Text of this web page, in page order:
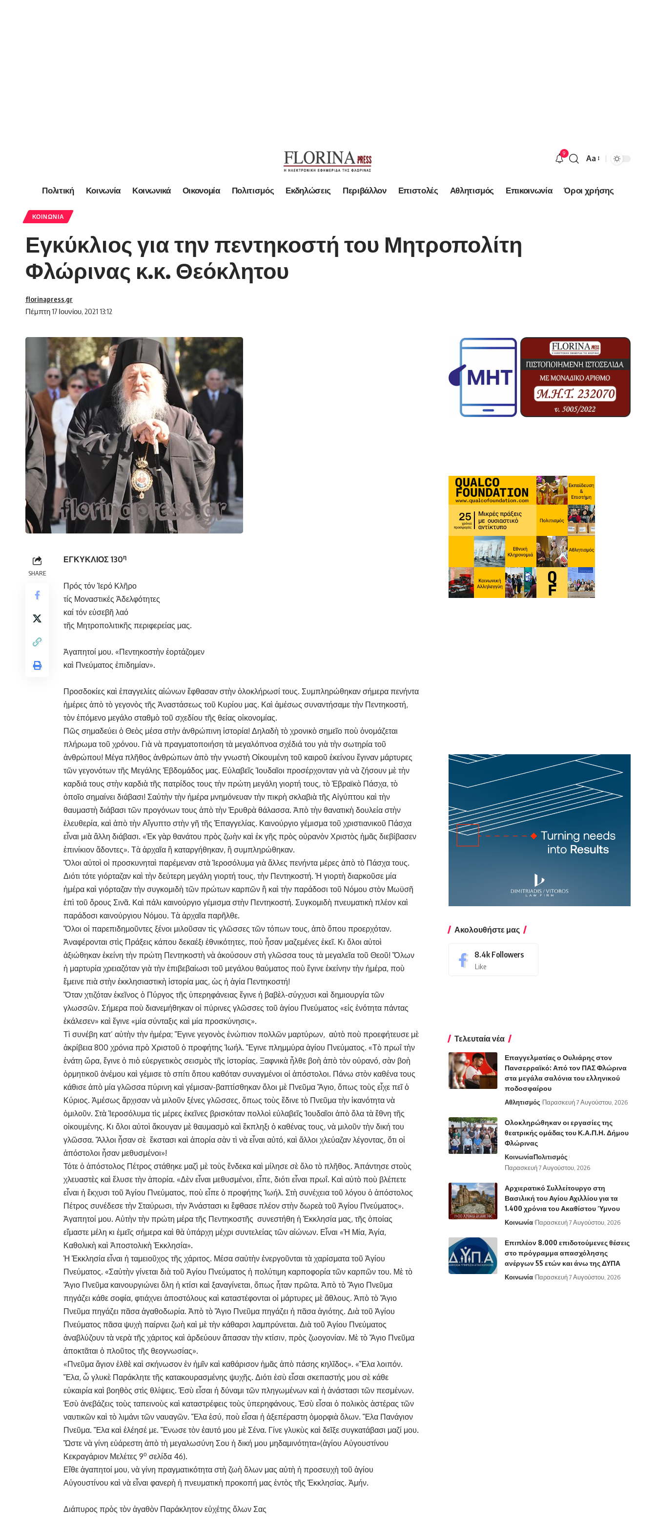
9
Font
Aa
Πολιτική Κοινωνία Κοινωνικά Οικονομία Πολιτισμός Εκδηλώσεις Περιβάλλον Επιστολές Αθλητισμός Επικοινωνία Όροι χρήσης
ΚΟΙΝΩΝΊΑ
Εγκύκλιος για την πεντηκοστή του Μητροπολίτη
Φλώρινας κ.κ. Θεόκλητου
Πέμπτη 17 Ιουνίου, 2021 13:12
florinapress.gr
SHARE
ΕΓΚΥΚΛΙΟΣ 130η
Πρός τόν Ἱερό Κλῆρο
τίς Μοναστικές Ἀδελφότητες
καί τόν εὐσεβῆ λαό
τῆς Μητροπολιτικῆς περιφερείας μας.
Ἀγαπητοί μου. «Πεντηκοστὴν ἑορτάζομεν
καὶ Πνεύματος ἐπιδημίαν».
Προσδοκίες καὶ ἐπαγγελίες αἰώνων ἔφθασαν στὴν ὁλοκλήρωσί τους. Συμπληρώθηκαν σήμερα πενήντα
ἡμέρες ἀπὸ τὸ γεγονὸς τῆς Ἀναστάσεως τοῦ Κυρίου μας. Καὶ ἀμέσως συναντήσαμε τὴν Πεντηκοστή,
τὸν ἑπόμενο μεγάλο σταθμὸ τοῦ σχεδίου τῆς θείας οἰκονομίας.
Πῶς σημαδεύει ὁ Θεὸς μέσα στὴν ἀνθρώπινη ἱστορία! Δηλαδὴ τὸ χρονικὸ σημεῖο ποὺ ὀνομάζεται
πλήρωμα τοῦ χρόνου. Γιὰ νὰ πραγματοποιήση τὰ μεγαλόπνοα σχέδιά του γιὰ τὴν σωτηρία τοῦ
ἀνθρώπου! Μέγα πλῆθος ἀνθρώπων ἀπὸ τὴν γνωστὴ Οἰκουμένη τοῦ καιροῦ ἐκείνου ἔγιναν μάρτυρες
τῶν γεγονότων τῆς Μεγάλης Ἑβδομάδος μας. Εὐλαβεῖς Ἰουδαῖοι προσέρχονταν γιὰ νὰ ζήσουν μὲ τὴν
καρδιά τους στὴν καρδιὰ τῆς πατρίδος τους τὴν πρώτη μεγάλη γιορτή τους, τὸ Ἑβραϊκὸ Πάσχα, τὸ
ὁποῖο σημαίνει διάβασι! Σαὐτὴν τὴν ἡμέρα μνημόνευαν τὴν πικρὴ σκλαβιὰ τῆς Αἰγύπτου καὶ τὴν
θαυμαστὴ διάβασι τῶν προγόνων τους ἀπὸ τὴν Ἐρυθρὰ θάλασσα. Ἀπὸ τὴν θανατικὴ δουλεία στὴν
ἐλευθερία, καὶ ἀπὸ τὴν Αἴγυπτο στὴν γῆ τῆς Ἐπαγγελίας. Καινούργιο γέμισμα τοῦ χριστιανικοῦ Πάσχα
εἶναι μιὰ ἄλλη διάβασι. «Ἐκ γὰρ θανάτου πρὸς ζωὴν καὶ ἐκ γῆς πρὸς οὐρανὸν Χριστὸς ἡμᾶς διεβίβασεν
ἐπινίκιον ἄδοντες». Τὰ ἀρχαῖα ἢ καταργήθηκαν, ἢ συμπληρώθηκαν.
Ὅλοι αὐτοὶ οἱ προσκυνηταὶ παρέμεναν στὰ Ἱεροσόλυμα γιὰ ἄλλες πενήντα μέρες ἀπὸ τὸ Πάσχα τους.
Διότι τότε γιόρταζαν καὶ τὴν δεύτερη μεγάλη γιορτή τους, τὴν Πεντηκοστή. Ἡ γιορτὴ διαρκοῦσε μία
ἡμέρα καὶ γιόρταζαν τὴν συγκομιδὴ τῶν πρώτων καρπῶν ἢ καὶ τὴν παράδοσι τοῦ Νόμου στὸν Μωϋσῆ
ἐπὶ τοῦ ὄρους Σινᾶ. Καὶ πάλι καινούργιο γέμισμα στὴν Πεντηκοστή. Συγκομιδὴ πνευματικὴ πλέον καὶ
παράδοσι καινούργιου Νόμου. Τὰ ἀρχαῖα παρῆλθε.
Ὅλοι οἱ παρεπιδημοῦντες ξένοι μιλοῦσαν τὶς γλῶσσες τῶν τόπων τους, ἀπὸ ὅπου προερχόταν.
Ἀναφέρονται στὶς Πράξεις κάπου δεκαέξι ἐθνικότητες, ποὺ ἦσαν μαζεμένες ἐκεῖ. Κι ὅλοι αὐτοὶ
ἀξιώθηκαν ἐκείνη τὴν πρώτη Πεντηκοστὴ νὰ ἀκούσουν στὴ γλῶσσα τους τὰ μεγαλεῖα τοῦ Θεοῦ! Ὅλων
ἡ μαρτυρία χρειαζόταν γιὰ τὴν ἐπιβεβαίωσι τοῦ μεγάλου θαύματος ποὺ ἔγινε ἐκείνην τὴν ἡμέρα, ποὺ
ἔμεινε πιὰ στὴν ἐκκλησιαστικὴ ἱστορία μας, ὡς ἡ ἁγία Πεντηκοστή!
Ὅταν χτιζόταν ἐκεῖνος ὁ Πύργος τῆς ὑπερηφάνειας ἔγινε ἡ βαβὲλ-σύγχυσι καὶ δημιουργία τῶν
γλωσσῶν. Σήμερα ποὺ διανεμήθηκαν οἱ πύρινες γλῶσσες τοῦ ἁγίου Πνεύματος «εἰς ἑνότητα πάντας
ἐκάλεσεν» καὶ ἔγινε «μία σύνταξις καὶ μία προσκύνησις».
Τὶ συνέβη κατ’ αὐτὴν τὴν ἡμέρα; Ἔγινε γεγονὸς ἐνώπιον πολλῶν μαρτύρων, αὐτὸ ποὺ προεφήτευσε μὲ
ἀκρίβεια 800 χρόνια πρὸ Χριστοῦ ὁ προφήτης Ἰωήλ. Ἔγινε πλημμύρα ἁγίου Πνεύματος. «Τὸ πρωΐ τὴν
ἐνάτη ὥρα, ἔγινε ὁ πιὸ εὐεργετικὸς σεισμὸς τῆς ἱστορίας. Ξαφνικὰ ἦλθε βοὴ ἀπὸ τὸν οὐρανό, σὰν βοὴ
ὁρμητικοῦ ἀνέμου καὶ γέμισε τὸ σπίτι ὅπου καθόταν συναγμένοι οἱ ἀπόστολοι. Πάνω στὸν καθένα τους
κάθισε ἀπὸ μία γλῶσσα πύρινη καὶ γέμισαν-βαπτίσθηκαν ὅλοι μὲ Πνεῦμα Ἅγιο, ὅπως τοὺς εἶχε πεῖ ὁ
Κύριος. Ἀμέσως ἄρχισαν νὰ μιλοῦν ξένες γλῶσσες, ὅπως τοὺς ἔδινε τὸ Πνεῦμα τὴν ἱκανότητα νὰ
ὁμιλοῦν. Στὰ Ἱεροσόλυμα τὶς μέρες ἐκεῖνες βρισκόταν πολλοὶ εὐλαβεῖς Ἰουδαῖοι ἀπὸ ὅλα τὰ ἔθνη τῆς
οἰκουμένης. Κι ὅλοι αὐτοὶ ἄκουγαν μὲ θαυμασμὸ καὶ ἔκπληξι ὁ καθένας τους, νὰ μιλοῦν τὴν δική του
γλῶσσα. Ἄλλοι ἦσαν σὲ ἔκστασι καὶ ἀπορία σὰν τὶ νὰ εἶναι αὐτό, καὶ ἄλλοι χλεύαζαν λέγοντας, ὅτι οἱ
ἀπόστολοι ἦσαν μεθυσμένοι»!
Τότε ὁ ἀπόστολος Πέτρος στάθηκε μαζὶ μὲ τοὺς ἕνδεκα καὶ μίλησε σὲ ὅλο τὸ πλῆθος. Ἀπάντησε στοὺς
χλευαστὲς καὶ ἔλυσε τὴν ἀπορία. «Δὲν εἶναι μεθυσμένοι, εἶπε, διότι εἶναι πρωΐ. Καὶ αὐτὸ ποὺ βλέπετε
εἶναι ἡ ἔκχυσι τοῦ Ἁγίου Πνεύματος, ποὺ εἶπε ὁ προφήτης Ἰωήλ. Στὴ συνέχεια τοῦ λόγου ὁ ἀπόστολος
Πέτρος συνέδεσε τὴν Σταύρωσι, τὴν Ἀνάστασι κι ἔφθασε πλέον στὴν δωρεὰ τοῦ Ἁγίου Πνεύματος».
Ἀγαπητοί μου. Αὐτὴν τὴν πρώτη μέρα τῆς Πεντηκοστῆς συνεστήθη ἡ Ἐκκλησία μας, τῆς ὁποίας
εἴμαστε μέλη κι ἐμεῖς σήμερα καὶ θὰ ὑπάρχη μέχρι συντελείας τῶν αἰώνων. Εἶναι «Ἡ Μία, Ἁγία,
Καθολικὴ καὶ Ἀποστολικὴ Ἐκκλησία».
Ἡ Ἐκκλησία εἶναι ἡ ταμειοῦχος τῆς χάριτος. Μέσα σαὐτὴν ἐνεργοῦνται τὰ χαρίσματα τοῦ Ἁγίου
Πνεύματος. «Σαὐτὴν γίνεται διὰ τοῦ Ἁγίου Πνεύματος ἡ πολύτιμη καρποφορία τῶν καρπῶν του. Μὲ τὸ
Ἅγιο Πνεῦμα καινουργιώνει ὅλη ἡ κτίσι καὶ ξαναγίνεται, ὅπως ἦταν πρῶτα. Ἀπὸ τὸ Ἅγιο Πνεῦμα
πηγάζει κάθε σοφία, φτιάχνει ἀποστόλους καὶ καταστέφονται οἱ μάρτυρες μὲ ἄθλους. Ἀπὸ τὸ Ἅγιο
Πνεῦμα πηγάζει πᾶσα ἀγαθοδωρία. Ἀπὸ τὸ Ἅγιο Πνεῦμα πηγάζει ἡ πᾶσα ἁγιότης. Διὰ τοῦ Ἁγίου
Πνεύματος πᾶσα ψυχὴ παίρνει ζωὴ καὶ μὲ τὴν κάθαρσι λαμπρύνεται. Διὰ τοῦ Ἁγίου Πνεύματος
ἀναβλύζουν τὰ νερὰ τῆς χάριτος καὶ ἀρδεύουν ἅπασαν τὴν κτίσιν, πρὸς ζωογονίαν. Μὲ τὸ Ἅγιο Πνεῦμα
ἀποκτᾶται ὁ πλοῦτος τῆς θεογνωσίας».
«Πνεῦμα ἅγιον ἐλθὲ καὶ σκήνωσον ἐν ἡμῖν καὶ καθάρισον ἡμᾶς ἀπὸ πάσης κηλῖδος». «Ἔλα λοιπόν.
Ἔλα, ὦ γλυκὲ Παράκλητε τῆς κατακουρασμένης ψυχῆς. Διότι ἐσὺ εἶσαι σκεπαστής μου σὲ κάθε
εὐκαιρία καὶ βοηθὸς στὶς θλίψεις. Ἐσὺ εἶσαι ἡ δύναμι τῶν πληγωμένων καὶ ἡ ἀνάστασι τῶν πεσμένων.
Ἐσὺ ἀνεβάζεις τοὺς ταπεινοὺς καὶ καταστρέφεις τοὺς ὑπερηφάνους. Ἐσὺ εἶσαι ὁ πολικὸς ἀστέρας τῶν
ναυτικῶν καὶ τὸ λιμάνι τῶν ναυαγῶν. Ἔλα ἐσύ, ποὺ εἶσαι ἡ ἀξεπέραστη ὀμορφιὰ ὅλων. Ἔλα Πανάγιον
Πνεῦμα. Ἔλα καὶ ἐλέησέ με. Ἕνωσε τὸν ἑαυτό μου μὲ Σένα. Γίνε γλυκὺς καὶ δεῖξε συγκατάβασι μαζί μου.
Ὥστε νὰ γίνη εὐάρεστη ἀπὸ τὴ μεγαλωσύνη Σου ἡ δική μου μηδαμινότητα»(ἁγίου Αὐγουστίνου
Κεκραγάριον Μελέτες 9ο σελίδα 46).
Εἴθε ἀγαπητοί μου, νὰ γίνη πραγματικότητα στὴ ζωὴ ὅλων μας αὐτὴ ἡ προσευχὴ τοῦ ἁγίου
Αὐγουστίνου καὶ νὰ εἶναι φανερὴ ἡ πνευματικὴ προκοπή μας ἐντὸς τῆς Ἐκκλησίας. Ἀμήν.
Διάπυρος πρὸς τὸν ἀγαθὸν Παράκλητον εὐχέτης ὅλων Σας
Ακολουθήστε μας
8.4k Followers
Like
Τελευταία νέα
Επαγγελματίας ο Ουλιάρης στον
Πανσερραϊκό: Από τον ΠΑΣ Φλώρινα
στα μεγάλα σαλόνια του ελληνικού
ποδοσφαίρου
Αθλητισμός Παρασκευή 7 Αυγούστου, 2026
Ολοκληρώθηκαν οι εργασίες της
θεατρικής ομάδας του Κ.Α.Π.Η. Δήμου
Φλώρινας
ΚοινωνίαΠολιτισμός
Παρασκευή 7 Αυγούστου, 2026
Αρχιερατικό Συλλείτουργο στη
Βασιλική του Αγίου Αχιλλίου για τα
1.400 χρόνια του Ακαθίστου Ύμνου
Κοινωνία Παρασκευή 7 Αυγούστου, 2026
Επιπλέον 8.000 επιδοτούμενες θέσεις
στο πρόγραμμα απασχόλησης
ανέργων 55 ετών και άνω της ΔΥΠΑ
Κοινωνία Παρασκευή 7 Αυγούστου, 2026